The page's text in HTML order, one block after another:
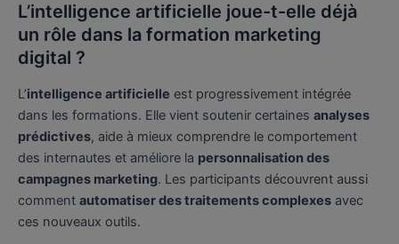
L’intelligence artificielle joue-t-elle déjà
un rôle dans la formation marketing
digital ?
L’intelligence artificielle est progressivement intégrée
dans les formations. Elle vient soutenir certaines analyses
prédictives, aide à mieux comprendre le comportement
des internautes et améliore la personnalisation des
campagnes marketing. Les participants découvrent aussi
comment automatiser des traitements complexes avec
ces nouveaux outils.